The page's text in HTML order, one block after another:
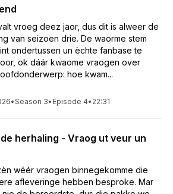
vroeg deez jaor, dus dit is alweer de
van seizoen drie. De waorme stem
ondertussen un èchte fanbase te
ok dáár kwaome vraogen over
hoe kwam...
•Season 3• Episode 4• 22:31
herhaling - Vraog ut veur un
wéér vraogen binnegekomme die
afleveringe hebben besproke. Mar